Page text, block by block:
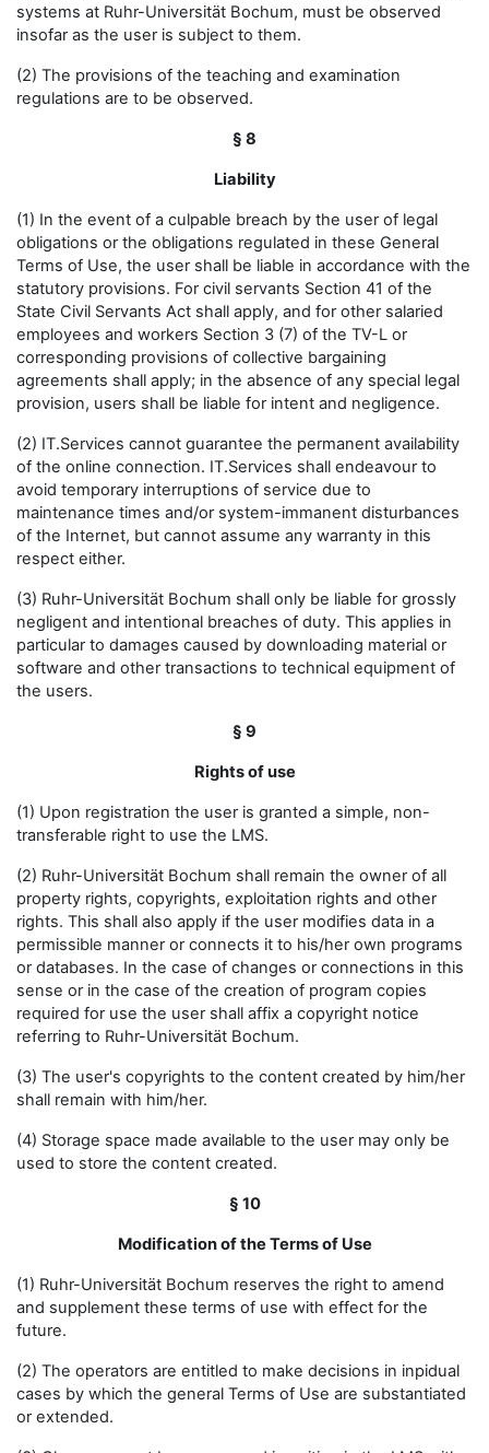
systems at Ruhr-Universität Bochum, must be observed
insofar as the user is subject to them.
(2) The provisions of the teaching and examination
regulations are to be observed.
§ 8
Liability
(1) In the event of a culpable breach by the user of legal
obligations or the obligations regulated in these General
Terms of Use, the user shall be liable in accordance with the
statutory provisions. For civil servants Section 41 of the
State Civil Servants Act shall apply, and for other salaried
employees and workers Section 3 (7) of the TV-L or
corresponding provisions of collective bargaining
agreements shall apply; in the absence of any special legal
provision, users shall be liable for intent and negligence.
(2) IT.Services cannot guarantee the permanent availability
of the online connection. IT.Services shall endeavour to
avoid temporary interruptions of service due to
maintenance times and/or system-immanent disturbances
of the Internet, but cannot assume any warranty in this
respect either.
(3) Ruhr-Universität Bochum shall only be liable for grossly
negligent and intentional breaches of duty. This applies in
particular to damages caused by downloading material or
software and other transactions to technical equipment of
the users.
§ 9
Rights of use
(1) Upon registration the user is granted a simple, non-
transferable right to use the LMS.
(2) Ruhr-Universität Bochum shall remain the owner of all
property rights, copyrights, exploitation rights and other
rights. This shall also apply if the user modifies data in a
permissible manner or connects it to his/her own programs
or databases. In the case of changes or connections in this
sense or in the case of the creation of program copies
required for use the user shall affix a copyright notice
referring to Ruhr-Universität Bochum.
(3) The user's copyrights to the content created by him/her
shall remain with him/her.
(4) Storage space made available to the user may only be
used to store the content created.
§ 10
Modification of the Terms of Use
(1) Ruhr-Universität Bochum reserves the right to amend
and supplement these terms of use with effect for the
future.
(2) The operators are entitled to make decisions in inpidual
cases by which the general Terms of Use are substantiated
or extended.